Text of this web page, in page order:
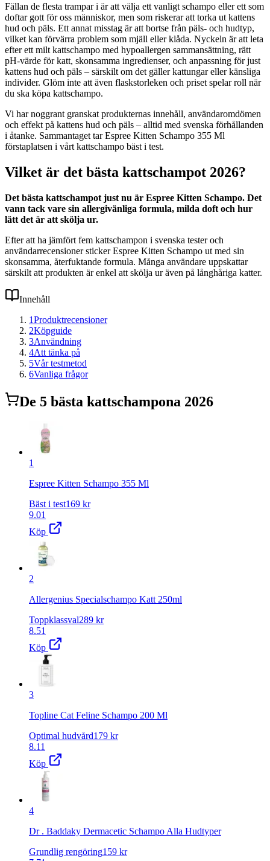
Fällan de flesta trampar i är att välja ett vanligt schampo eller ett som
doftar gott för oss människor, men som riskerar att torka ut kattens
hud och päls. Ett annat misstag är att bortse från päls- och hudtyp,
vilket kan förvärra problem som mjäll eller klåda. Nyckeln är att leta
efter ett milt kattschampo med hypoallergen sammansättning, rätt
pH-värde för katt, skonsamma ingredienser, och anpassning för just
kattens hud och päls – särskilt om det gäller kattungar eller känsliga
individer. Glöm inte att även flaskstorleken och priset spelar roll när
du ska köpa kattschampo.
Vi har noggrant granskat produkternas innehåll, användaromdömen
och effekt på kattens hud och päls – alltid med svenska förhållanden
i åtanke. Sammantaget tar Espree Kitten Schampo 355 Ml
förstaplatsen i vårt kattschampo bäst i test.
Vilket är det bästa kattschampot 2026?
Det bästa kattschampot just nu är Espree Kitten Schampo. Det
vann tack vare sin allergivänliga formula, milda doft och hur
lätt det är att skölja ur.
Efter att ha jämfört fem kattschampon i svenska tester och
användarrecensioner sticker Espree Kitten Schampo ut med sin
skonsamma, återfuktande formula. Många användare uppskattar
särskilt att produkten är enkel att skölja ur även på långhåriga katter.
Innehåll
1Produktrecensioner
2Köpguide
3Användning
4Att tänka på
5Vår testmetod
6Vanliga frågor
De 5 bästa kattschampona 2026
1
Espree Kitten Schampo 355 Ml
Bäst i test169 kr
9.01
Köp
2
Allergenius Specialschampo Katt 250ml
Toppklassval289 kr
8.51
Köp
3
Topline Cat Feline Schampo 200 Ml
Optimal hudvård179 kr
8.11
Köp
4
Dr . Baddaky Dermacetic Schampo Alla Hudtyper
Grundlig rengöring159 kr